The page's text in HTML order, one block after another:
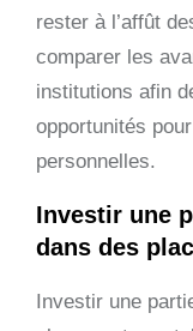
rester à l’affût
comparer les
institutions afin
opportunités
personnelles.
Investir une
dans des
Investir une